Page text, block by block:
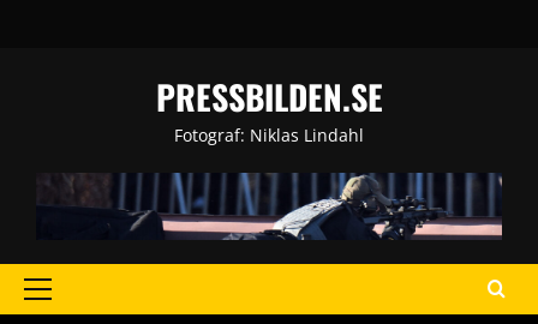
PRESSBILDEN.SE
Fotograf: Niklas Lindahl
Primary